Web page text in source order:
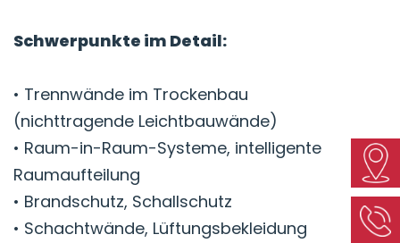
Schwerpunkte im Detail:
• Trennwände im Trockenbau
(nichttragende Leichtbauwände)
• Raum-in-Raum-Systeme, intelligente
Raumaufteilung
• Brandschutz, Schallschutz
• Schachtwände, Lüftungsbekleidung